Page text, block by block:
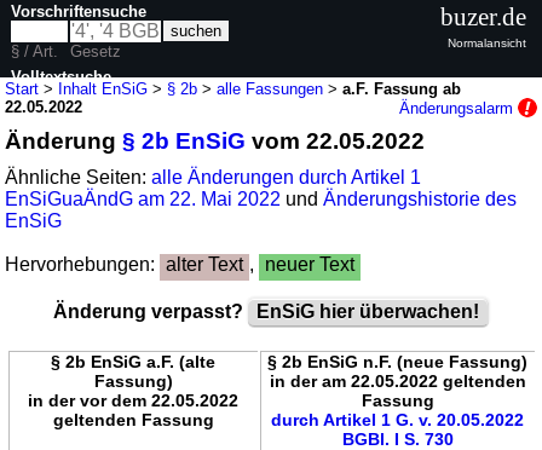
Start > Inhalt EnSiG > § 2b >alle Fassungen >a.F. Fassung ab
22.05.2022
Änderungsalarm
Änderung§ 2b EnSiG vom 22.05.2022
Ähnliche Seiten:alle Änderungen durch Artikel 1
EnSiGuaÄndG am 22. Mai 2022 undÄnderungshistorie des
EnSiG
Hervorhebungen: alter Text , neuer Text
Änderung verpasst? EnSiG hier überwachen!
§ 2b EnSiG a.F. (alte
Fassung)
in der vor dem 22.05.2022
geltenden Fassung
§ 2b EnSiG n.F. (neue Fassung)
in der am 22.05.2022 geltenden
Fassung
durch Artikel 1 G. v. 20.05.2022
BGBl. I S. 730
Vorschriftensuche
§ / Art.
Gesetz
Volltextsuche
buzer.de
Normalansicht